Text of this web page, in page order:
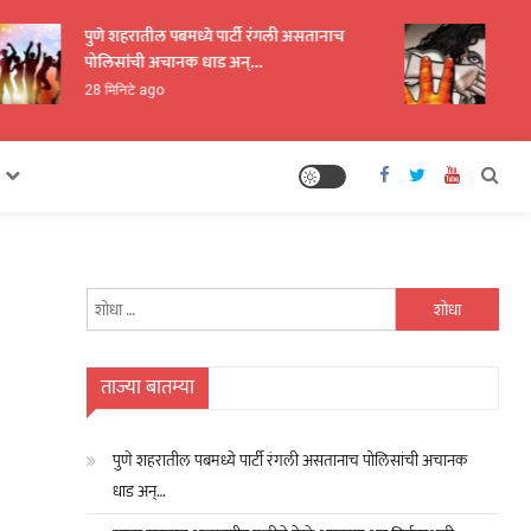
पुणे शहरातील पबमध्ये पार्टी रंगली असतानाच
पोलिसांची अचानक धाड अन्…
28 मिनिटे ago
शाळा
23 तास
शोध
ताज्या बातम्या
पुणे शहरातील पबमध्ये पार्टी रंगली असतानाच पोलिसांची अचानक
धाड अन्…